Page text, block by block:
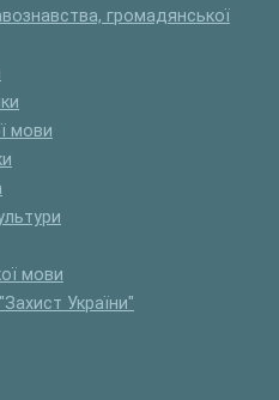
громадянської
мови
мови
України"